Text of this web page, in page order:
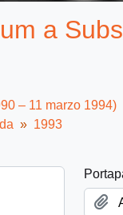
a
– 11 marzo 1994)
1993